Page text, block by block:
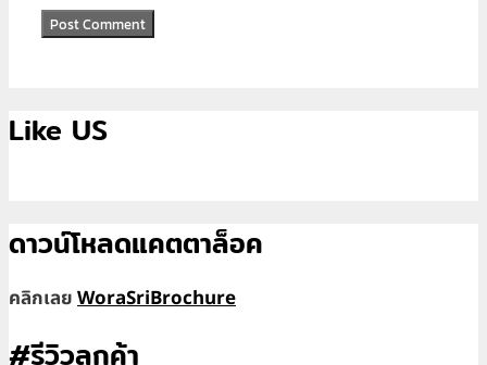
Like US
ดาวน์โหลดแคตตาล็อค
คลิกเลยWoraSriBrochure
#รีวิวลูกค้า